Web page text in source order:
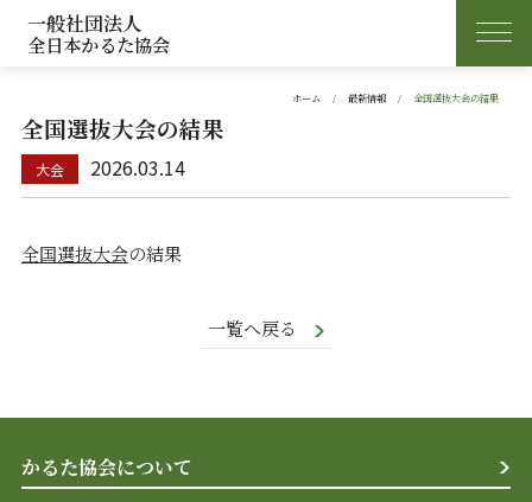
一般社団法人
全日本かるた協会
ホーム 最新情報 全国選抜大会の結果
全国選抜大会の結果
2026.03.14
全国選抜大会の結果
一覧へ戻る
かるた協会について